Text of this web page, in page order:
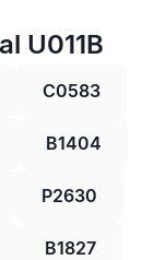
U011B
C0583
B1404
P2630
B1827